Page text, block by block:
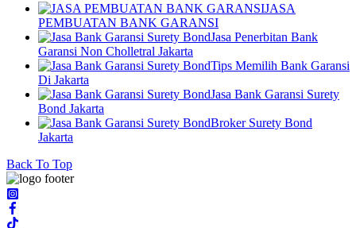
JASA
PEMBUATAN BANK GARANSI
Jasa Penerbitan Bank
Garansi Non Cholletral Jakarta
Tips Memilih Bank Garansi
Di Jakarta
Jasa Bank Garansi Surety
Bond Jakarta
Broker Surety Bond
Jakarta
Back To Top